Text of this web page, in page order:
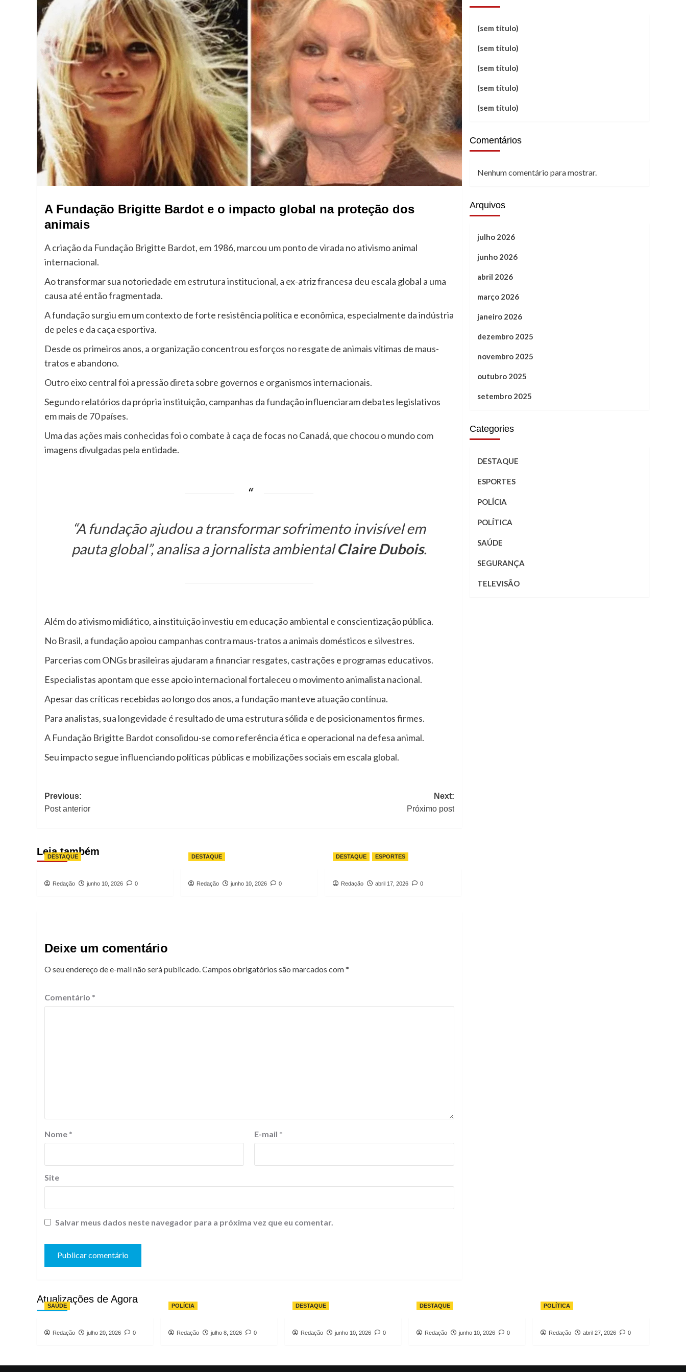
A Fundação Brigitte Bardot e o impacto global na proteção dos
animais
A criação da Fundação Brigitte Bardot, em 1986, marcou um ponto de virada no ativismo animal
internacional.
Ao transformar sua notoriedade em estrutura institucional, a ex-atriz francesa deu escala global a uma
causa até então fragmentada.
A fundação surgiu em um contexto de forte resistência política e econômica, especialmente da indústria
de peles e da caça esportiva.
Desde os primeiros anos, a organização concentrou esforços no resgate de animais vítimas de maus-
tratos e abandono.
Outro eixo central foi a pressão direta sobre governos e organismos internacionais.
Segundo relatórios da própria instituição, campanhas da fundação influenciaram debates legislativos
em mais de 70 países.
Uma das ações mais conhecidas foi o combate à caça de focas no Canadá, que chocou o mundo com
imagens divulgadas pela entidade.
“A fundação ajudou a transformar sofrimento invisível em
pauta global”, analisa a jornalista ambientalClaire Dubois.
Além do ativismo midiático, a instituição investiu em educação ambiental e conscientização pública.
No Brasil, a fundação apoiou campanhas contra maus-tratos a animais domésticos e silvestres.
Parcerias com ONGs brasileiras ajudaram a financiar resgates, castrações e programas educativos.
Especialistas apontam que esse apoio internacional fortaleceu o movimento animalista nacional.
Apesar das críticas recebidas ao longo dos anos, a fundação manteve atuação contínua.
Para analistas, sua longevidade é resultado de uma estrutura sólida e de posicionamentos firmes.
A Fundação Brigitte Bardot consolidou-se como referência ética e operacional na defesa animal.
Seu impacto segue influenciando políticas públicas e mobilizações sociais em escala global.
Post
navigation
Previous:
Post anterior
Next:
Próximo post
Leia também
DESTAQUE
Redação junho 10, 2026 0
DESTAQUE
Redação junho 10, 2026 0
DESTAQUE ESPORTES
Redação abril 17, 2026 0
Deixe um comentário
O seu endereço de e-mail não será publicado.Campos obrigatórios são marcados com*
Comentário *
Nome * E-mail *
Site
Salvar meus dados neste navegador para a próxima vez que eu comentar.
(sem título)
(sem título)
(sem título)
(sem título)
(sem título)
Comentários
Nenhum comentário para mostrar.
Arquivos
julho 2026
junho 2026
abril 2026
março 2026
janeiro 2026
dezembro 2025
novembro 2025
outubro 2025
setembro 2025
Categories
DESTAQUE
ESPORTES
POLÍCIA
POLÍTICA
SAÚDE
SEGURANÇA
TELEVISÃO
Atualizações de Agora
SAÚDE
Redação julho 20, 2026 0
POLÍCIA
Redação julho 8, 2026 0
DESTAQUE
Redação junho 10, 2026 0
DESTAQUE
Redação junho 10, 2026 0
POLÍTICA
Redação abril 27, 2026 0